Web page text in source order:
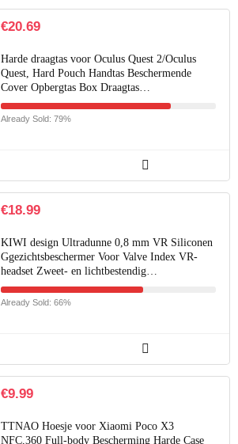
€20.69
Harde draagtas voor Oculus Quest 2/Oculus
Quest, Hard Pouch Handtas Beschermende
Cover Opbergtas Box Draagtas…
Already Sold: 79%
€18.99
KIWI design Ultradunne 0,8 mm VR Siliconen
Ggezichtsbeschermer Voor Valve Index VR-
headset Zweet- en lichtbestendig…
Already Sold: 66%
€9.99
TTNAO Hoesje voor Xiaomi Poco X3
NFC,360 Full-body Bescherming Harde Case